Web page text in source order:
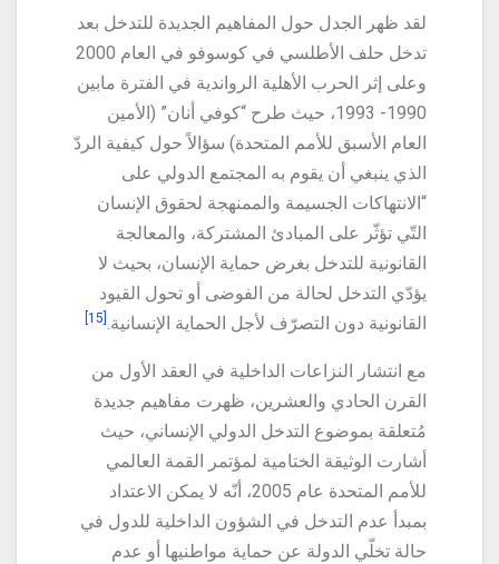
لقد ظهر الجدل حول المفاهيم الجديدة للتدخل بعد
تدخل حلف الأطلسي في كوسوفو في العام 2000
وعلى إثر الحرب الأهلية الرواندية في الفترة مابين
1990- 1993، حيث طرح “كوفي أنان” (الأمين
العام الأسبق للأمم المتحدة) سؤالاً حول كيفية الردّ
الذي ينبغي أن يقوم به المجتمع الدولي على
“الانتهاكات الجسيمة والممنهجة لحقوق الإنسان
التّي تؤثّر على المبادئ المشتركة، والمعالجة
القانونية للتدخل بغرض حماية الإنسان، بحيث لا
يؤدّي التدخل لحالة من الفوضى أو تحول القيود
القانونية دون التصرّف لأجل الحماية الإنسانية.
مع انتشار النزاعات الداخلية في العقد الأول من
القرن الحادي والعشرين، ظهرت مفاهيم جديدة
مُتعلقة بموضوع التدخل الدولي الإنساني، حيث
أشارت الوثيقة الختامية لمؤتمر القمة العالمي
للأمم المتحدة عام 2005، أنّه لا يمكن الاعتداد
بمبدأ عدم التدخل في الشؤون الداخلية للدول في
حالة تخلّي الدولة عن حماية مواطنيها أو عدم